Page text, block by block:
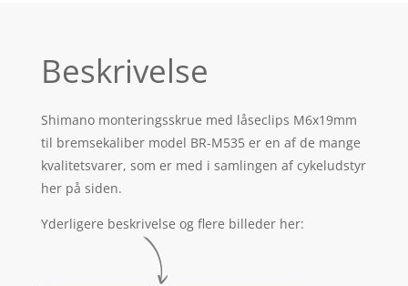
Beskrivelse
Shimano monteringsskrue med låseclips M6x19mm
til bremsekaliber model BR-M535 er en af de mange
kvalitetsvarer, som er med i samlingen af cykeludstyr
her på siden.
Yderligere beskrivelse og flere billeder her: